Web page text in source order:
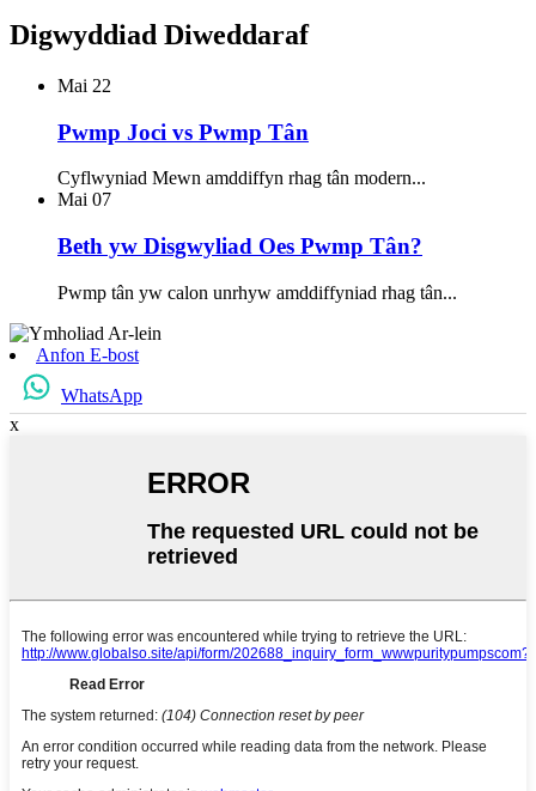
Digwyddiad Diweddaraf
Mai 22
Pwmp Joci vs Pwmp Tân
Cyflwyniad Mewn amddiffyn rhag tân modern...
Mai 07
Beth yw Disgwyliad Oes Pwmp Tân?
Pwmp tân yw calon unrhyw amddiffyniad rhag tân...
Anfon E-bost
WhatsApp
x